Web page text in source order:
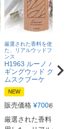
厳選された香料を使用し
た、リアルウッドフレグラ
ンス
H1963 ルーノ ハン
ギングウッド グラン
ムスクブーケ
NEW
販売価格 ¥700税込
厳選された香料を使